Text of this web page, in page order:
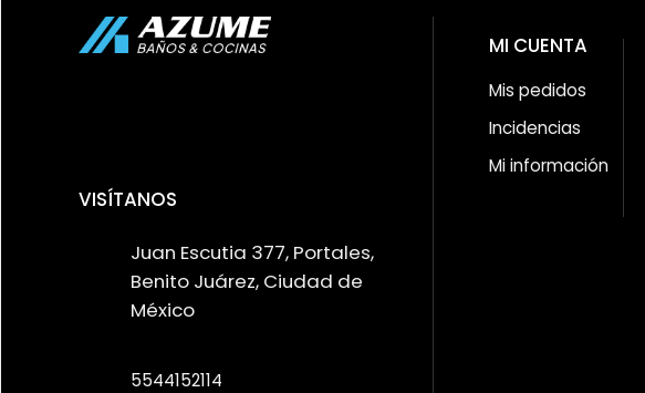
VISÍTANOS
Juan Escutia 377, Portales,
Benito Juárez, Ciudad de
México
5544152114
MI CUENTA
Mis pedidos
Incidencias
Mi información